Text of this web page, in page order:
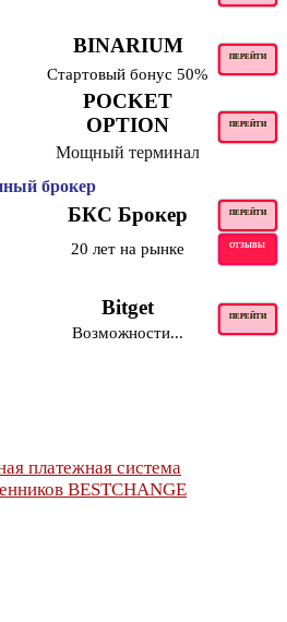
BINARIUM ПЕРЕЙТИ
Стартовый бонус 50%
POCKET
OPTION
ПЕРЕЙТИ
Мощный терминал
брокер
БКС Брокер ПЕРЕЙТИ
20 лет на рынке ОТЗЫВЫ
Bitget ПЕРЕЙТИ
Возможности...